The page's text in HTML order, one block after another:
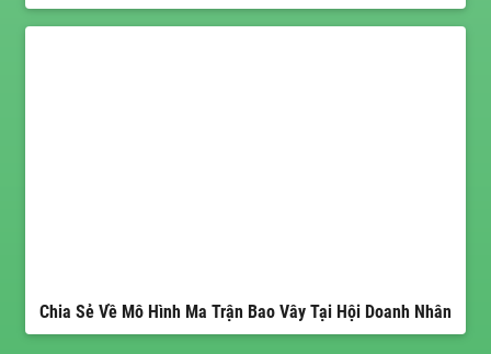
Chia Sẻ Về Mô Hình Ma Trận Bao Vây Tại Hội Doanh Nhân